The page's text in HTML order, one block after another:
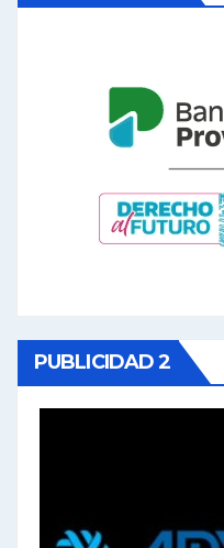
PUBLICIDAD 2